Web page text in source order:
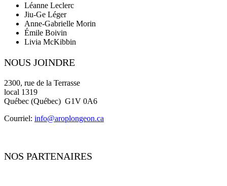
Léanne Leclerc
Jiu-Ge Léger
Anne-Gabrielle Morin
Émile Boivin
Livia McKibbin
NOUS JOINDRE
2300, rue de la Terrasse
local 1319
Québec (Québec) G1V 0A6
Courriel: info@aroplongeon.ca
NOS PARTENAIRES